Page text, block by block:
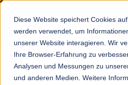
Diese Website speichert Cookies
werden verwendet, um
unserer Website interagieren. Wir
Ihre Browser-Erfahrung zu
Analysen und Messungen zu
und anderen Medien. Weitere